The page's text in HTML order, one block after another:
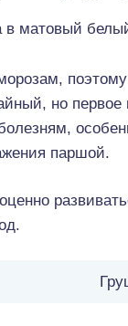
в матовый
но
паршой.